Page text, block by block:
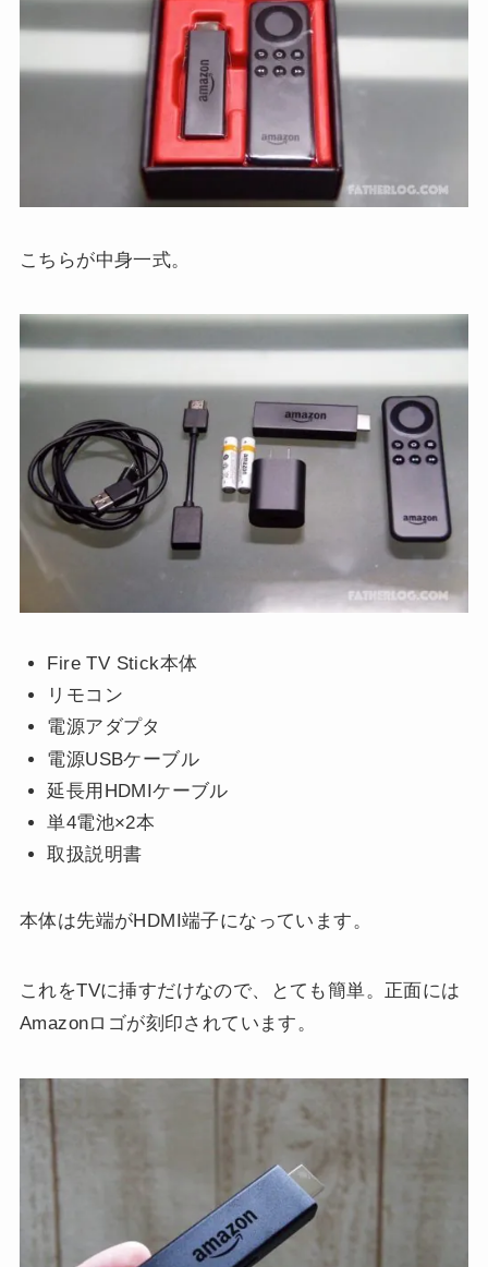
こちらが中身一式。
Fire TV Stick本体
リモコン
電源アダプタ
電源USBケーブル
延長用HDMIケーブル
単4電池×2本
取扱説明書
本体は先端がHDMI端子になっています。
これをTVに挿すだけなので、とても簡単。正面には
Amazonロゴが刻印されています。